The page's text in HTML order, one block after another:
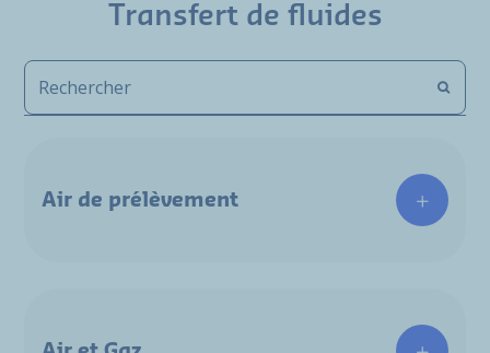
Transfert de fluides
Air de prélèvement